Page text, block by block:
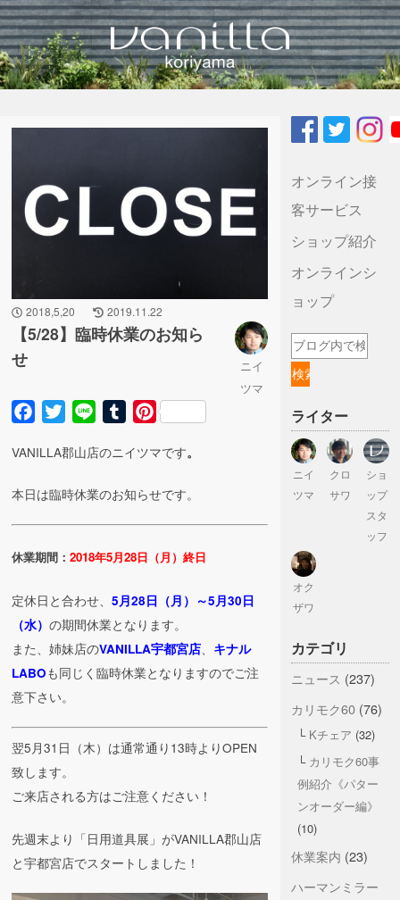
2018,5,20 2019.11.22
【5/28】臨時休業のお知ら
せ
ニイ
ツマ
Facebook
Twitter Line TumblrPinterest
VANILLA郡山店のニイツマです。
本日は臨時休業のお知らせです。
休業期間：2018年5月28日（月）終日
定休日と合わせ、5月28日（月）～5月30日
（水）の期間休業となります。
また、姉妹店のVANILLA宇都宮店、 キナル
LABOも同じく臨時休業となりますのでご注
意下さい。
翌5月31日（木）は通常通り13時よりOPEN
致します。
ご来店される方はご注意ください！
先週末より「日用道具展」がVANILLA郡山店
と宇都宮店でスタートしました！
オンライン接
客サービス
ショップ紹介
オンラインシ
ョップ
ライター
ニイ
ツマ
クロ
サワ
ショ
ップ
スタ
ッフ
オク
ザワ
カテゴリ
ニュース (237)
カリモク60(76)
Kチェア (32)
カリモク60事
例紹介《パター
ンオーダー編》
(10)
休業案内 (23)
ハーマンミラー